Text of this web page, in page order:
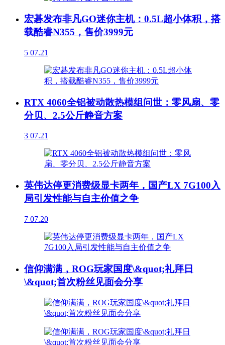
宏碁发布非凡GO迷你主机：0.5L超小体积，搭
载酷睿N355，售价3999元
5 07.21
RTX 4060全铝被动散热模组问世：零风扇、零
分贝、2.5公斤静音方案
3 07.21
英伟达停更消费级显卡两年，国产LX 7G100入
局引发性能与自主价值之争
7 07.20
信仰满满，ROG玩家国度\&quot;礼拜日
\&quot;首次粉丝见面会分享